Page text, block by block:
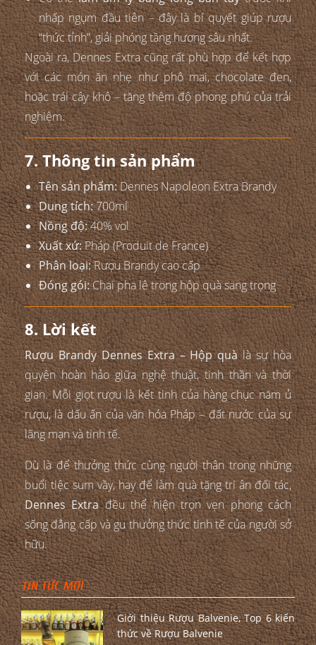
nhấp ngụm đầu tiên – đây là bí quyết giúp rượu
“thức tỉnh”, giải phóng tầng hương sâu nhất.
Ngoài ra, Dennes Extra cũng rất phù hợp để kết hợp
với các món ăn nhẹ như phô mai, chocolate đen,
hoặc trái cây khô – tăng thêm độ phong phú của trải
nghiệm.
7. Thông tin sản phẩm
Tên sản phẩm:Dennes Napoleon Extra Brandy
Dung tích:700ml
Nồng độ:40% vol
Xuất xứ:Pháp (Produit de France)
Phân loại:Rượu Brandy cao cấp
Đóng gói:Chai pha lê trong hộp quà sang trọng
8. Lời kết
Rượu Brandy Dennes Extra – Hộp quàlà sự hòa
quyện hoàn hảo giữa nghệ thuật, tinh thần và thời
gian. Mỗi giọt rượu là kết tinh của hàng chục năm ủ
rượu, là dấu ấn của văn hóa Pháp – đất nước của sự
lãng mạn và tinh tế.
Dù là để thưởng thức cùng người thân trong những
buổi tiệc sum vầy, hay để làm quà tặng tri ân đối tác,
Dennes Extrađều thể hiện trọn vẹn phong cách
sống đẳng cấp và gu thưởng thức tinh tế của người sở
hữu.
TIN TỨC MỚI
Giới thiệu Rượu Balvenie, Top 6 kiến
thức về Rượu Balvenie